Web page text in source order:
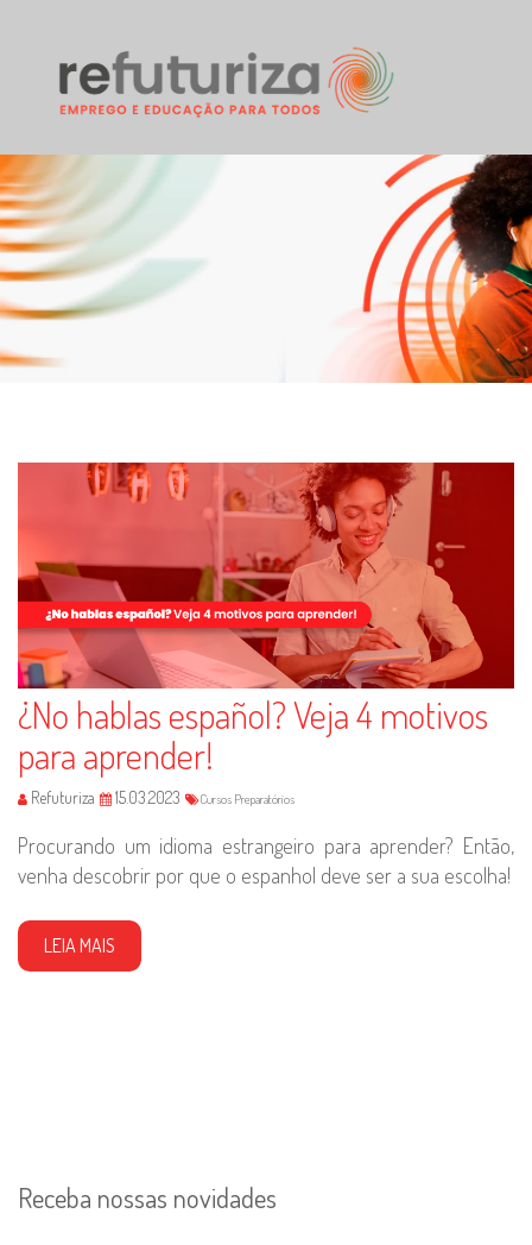
¿No hablas español? Veja 4 motivos
para aprender!
Refuturiza 15.03.2023 Cursos Preparatórios
Procurando um idioma estrangeiro para aprender? Então,
venha descobrir por que o espanhol deve ser a sua escolha!
LEIA MAIS
Receba nossas novidades